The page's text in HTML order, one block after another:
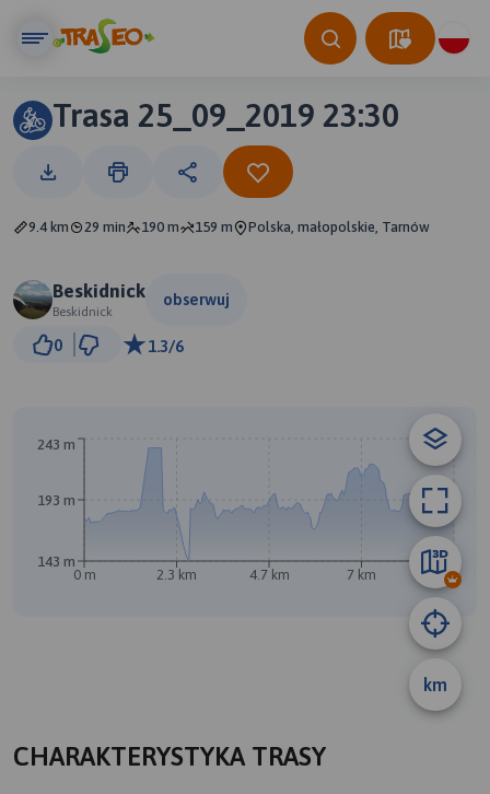
Trasa 25_09_2019 23:30
9.4 km 29 min 190 m 159 m Polska, małopolskie, Tarnów
Beskidnick
Beskidnick
obserwuj
0 1.3/6
km
0 m 2.3 km 4.7 km 7 km 9.4 km
143 m
193 m
243 m
CHARAKTERYSTYKA TRASY